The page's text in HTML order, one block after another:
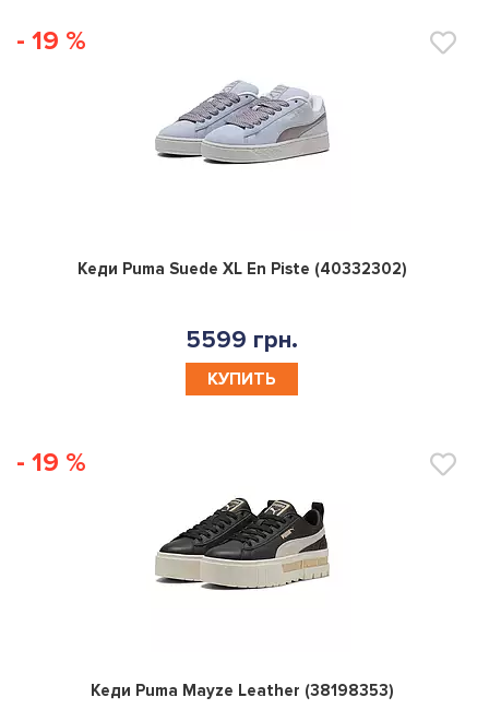
- 19 %
0
Кеди Puma Suede XL En Piste (40332302)
5599 грн.
КУПИТЬ
- 19 %
0
Кеди Puma Mayze Leather (38198353)